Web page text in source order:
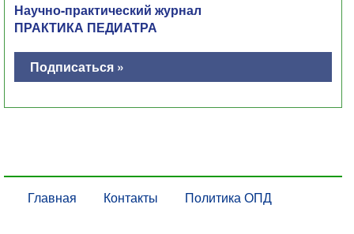
Научно-практический журнал
ПРАКТИКА ПЕДИАТРА
Подписаться »
Главная Контакты Политика ОПД